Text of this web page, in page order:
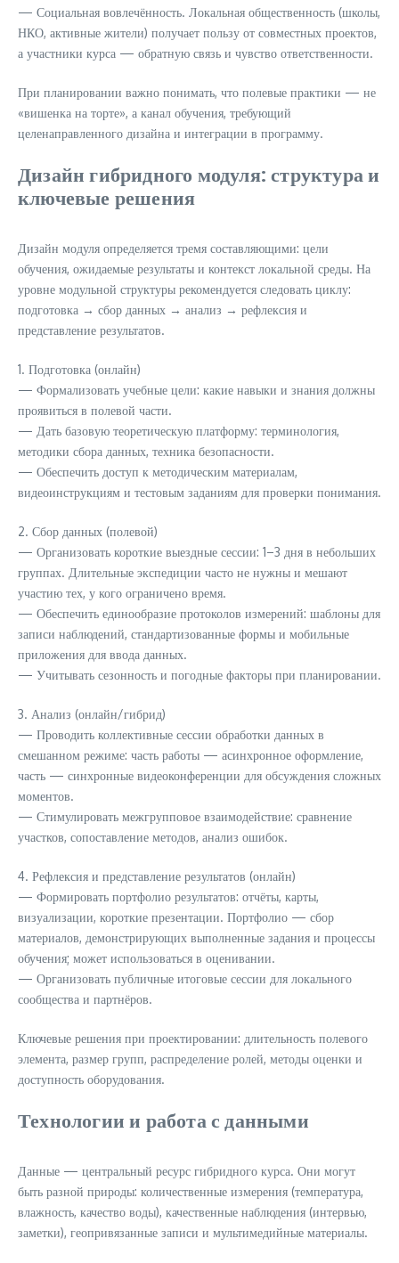
— Социальная вовлечённость. Локальная общественность (школы,
НКО, активные жители) получает пользу от совместных проектов,
а участники курса — обратную связь и чувство ответственности.
При планировании важно понимать, что полевые практики — не
«вишенка на торте», а канал обучения, требующий
целенаправленного дизайна и интеграции в программу.
Дизайн гибридного модуля: структура и
ключевые решения
Дизайн модуля определяется тремя составляющими: цели
обучения, ожидаемые результаты и контекст локальной среды. На
уровне модульной структуры рекомендуется следовать циклу:
подготовка → сбор данных → анализ → рефлексия и
представление результатов.
1. Подготовка (онлайн)
— Формализовать учебные цели: какие навыки и знания должны
проявиться в полевой части.
— Дать базовую теоретическую платформу: терминология,
методики сбора данных, техника безопасности.
— Обеспечить доступ к методическим материалам,
видеоинструкциям и тестовым заданиям для проверки понимания.
2. Сбор данных (полевой)
— Организовать короткие выездные сессии: 1–3 дня в небольших
группах. Длительные экспедиции часто не нужны и мешают
участию тех, у кого ограничено время.
— Обеспечить единообразие протоколов измерений: шаблоны для
записи наблюдений, стандартизованные формы и мобильные
приложения для ввода данных.
— Учитывать сезонность и погодные факторы при планировании.
3. Анализ (онлайн/гибрид)
— Проводить коллективные сессии обработки данных в
смешанном режиме: часть работы — асинхронное оформление,
часть — синхронные видеоконференции для обсуждения сложных
моментов.
— Стимулировать межгрупповое взаимодействие: сравнение
участков, сопоставление методов, анализ ошибок.
4. Рефлексия и представление результатов (онлайн)
— Формировать портфолио результатов: отчёты, карты,
визуализации, короткие презентации. Портфолио — сбор
материалов, демонстрирующих выполненные задания и процессы
обучения; может использоваться в оценивании.
— Организовать публичные итоговые сессии для локального
сообщества и партнёров.
Ключевые решения при проектировании: длительность полевого
элемента, размер групп, распределение ролей, методы оценки и
доступность оборудования.
Технологии и работа с данными
Данные — центральный ресурс гибридного курса. Они могут
быть разной природы: количественные измерения (температура,
влажность, качество воды), качественные наблюдения (интервью,
заметки), геопривязанные записи и мультимедийные материалы.